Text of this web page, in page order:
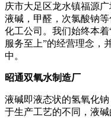
庆市大足区龙水镇福源
液碱，甲醛，次氯酸钠
化工公司。我们始终本
服务至上”的经营理念，
中。
昭通双氧水制造厂
液碱即液态状的氢氧化
于生产工艺的不同，液碱